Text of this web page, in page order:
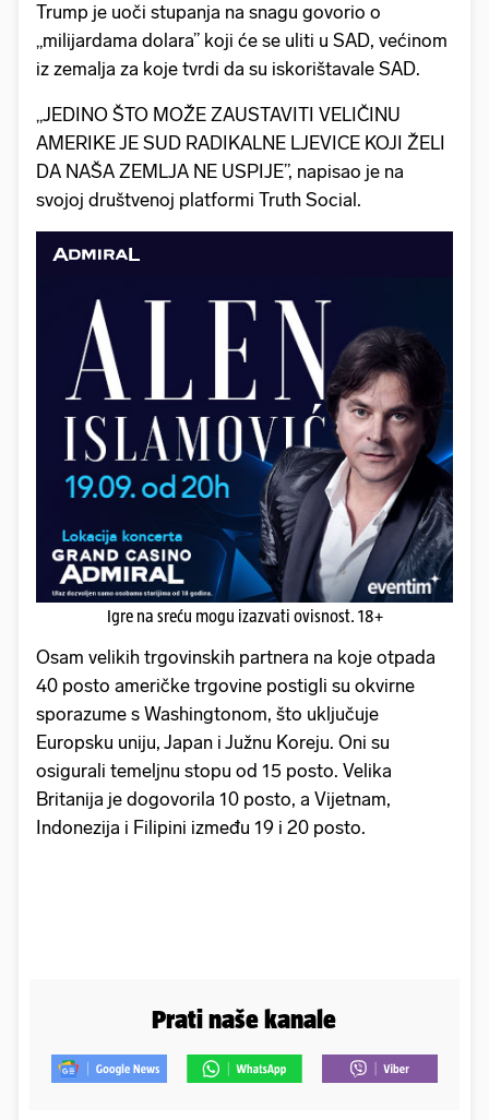
Trump je uoči stupanja na snagu govorio o
„milijardama dolara” koji će se uliti u SAD, većinom
iz zemalja za koje tvrdi da su iskorištavale SAD.
„JEDINO ŠTO MOŽE ZAUSTAVITI VELIČINU
AMERIKE JE SUD RADIKALNE LJEVICE KOJI ŽELI
DA NAŠA ZEMLJA NE USPIJE”, napisao je na
svojoj društvenoj platformi Truth Social.
Igre na sreću mogu izazvati ovisnost. 18+
Osam velikih trgovinskih partnera na koje otpada
40 posto američke trgovine postigli su okvirne
sporazume s Washingtonom, što uključuje
Europsku uniju, Japan i Južnu Koreju. Oni su
osigurali temeljnu stopu od 15 posto. Velika
Britanija je dogovorila 10 posto, a Vijetnam,
Indonezija i Filipini između 19 i 20 posto.
Prati naše kanale